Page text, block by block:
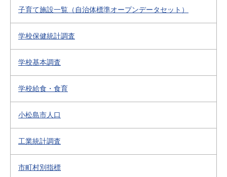
子育て施設一覧（自治体標準オープンデータセット）
学校保健統計調査
学校基本調査
学校給食・食育
小松島市人口
工業統計調査
市町村別指標